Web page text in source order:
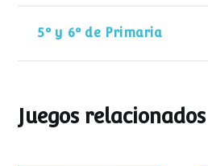
5º y 6º de Primaria
Juegos relacionados